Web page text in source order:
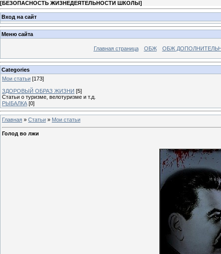
[БЕЗОПАСНОСТЬ ЖИЗНЕДЕЯТЕЛЬНОСТИ ШКОЛЫ]
Вход на сайт
Меню сайта
Главная страница ОБЖ ОБЖ
Categories
Мои статьи [173]
ЗДОРОВЫЙ ОБРАЗ ЖИЗНИ [5]
Статьи о туризме, велотуризме и т.д.
РЫБАЛКА [0]
Главная » Статьи » Мои статьи
Голод во лжи